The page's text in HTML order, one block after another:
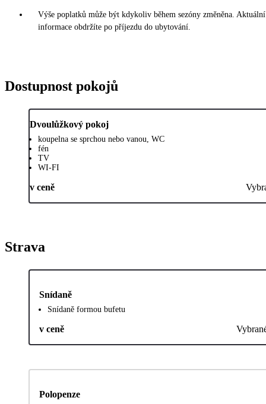
Výše poplatků může být kdykoliv během sezóny změněna. Aktuální
informace obdržíte po příjezdu do ubytování.
Dostupnost pokojů
Dvoulůžkový pokoj
koupelna se sprchou nebo vanou, WC
fén
TV
WI-FI
v ceně
Strava
Snídaně
Snídaně formou bufetu
v ceně
Polopenze